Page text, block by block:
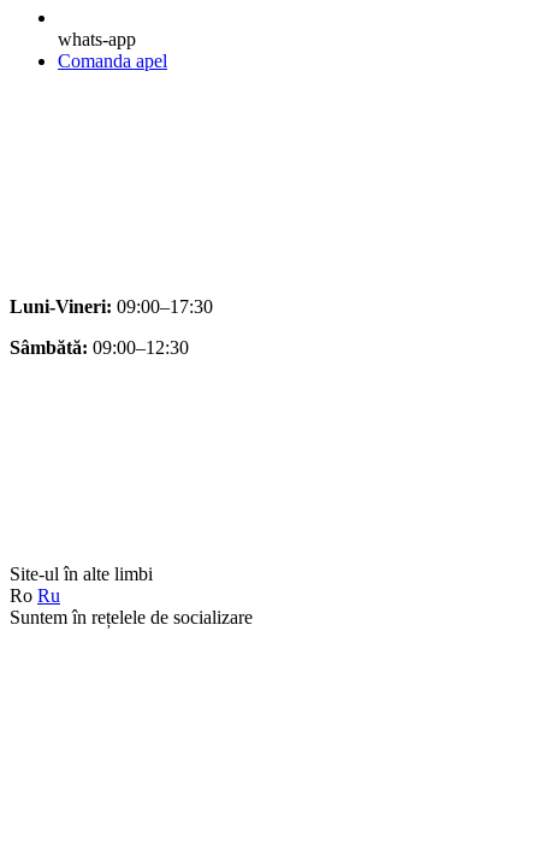
whats-app
Comanda apel
Luni-Vineri: 09:00–17:30
Sâmbătă: 09:00–12:30
Site-ul în alte limbi
Ro Ru
Suntem în rețelele de socializare